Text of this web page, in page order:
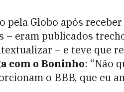
pela Globo após receber
– eram publicados
– e teve que
com o Boninho: “Não
o BBB, que eu